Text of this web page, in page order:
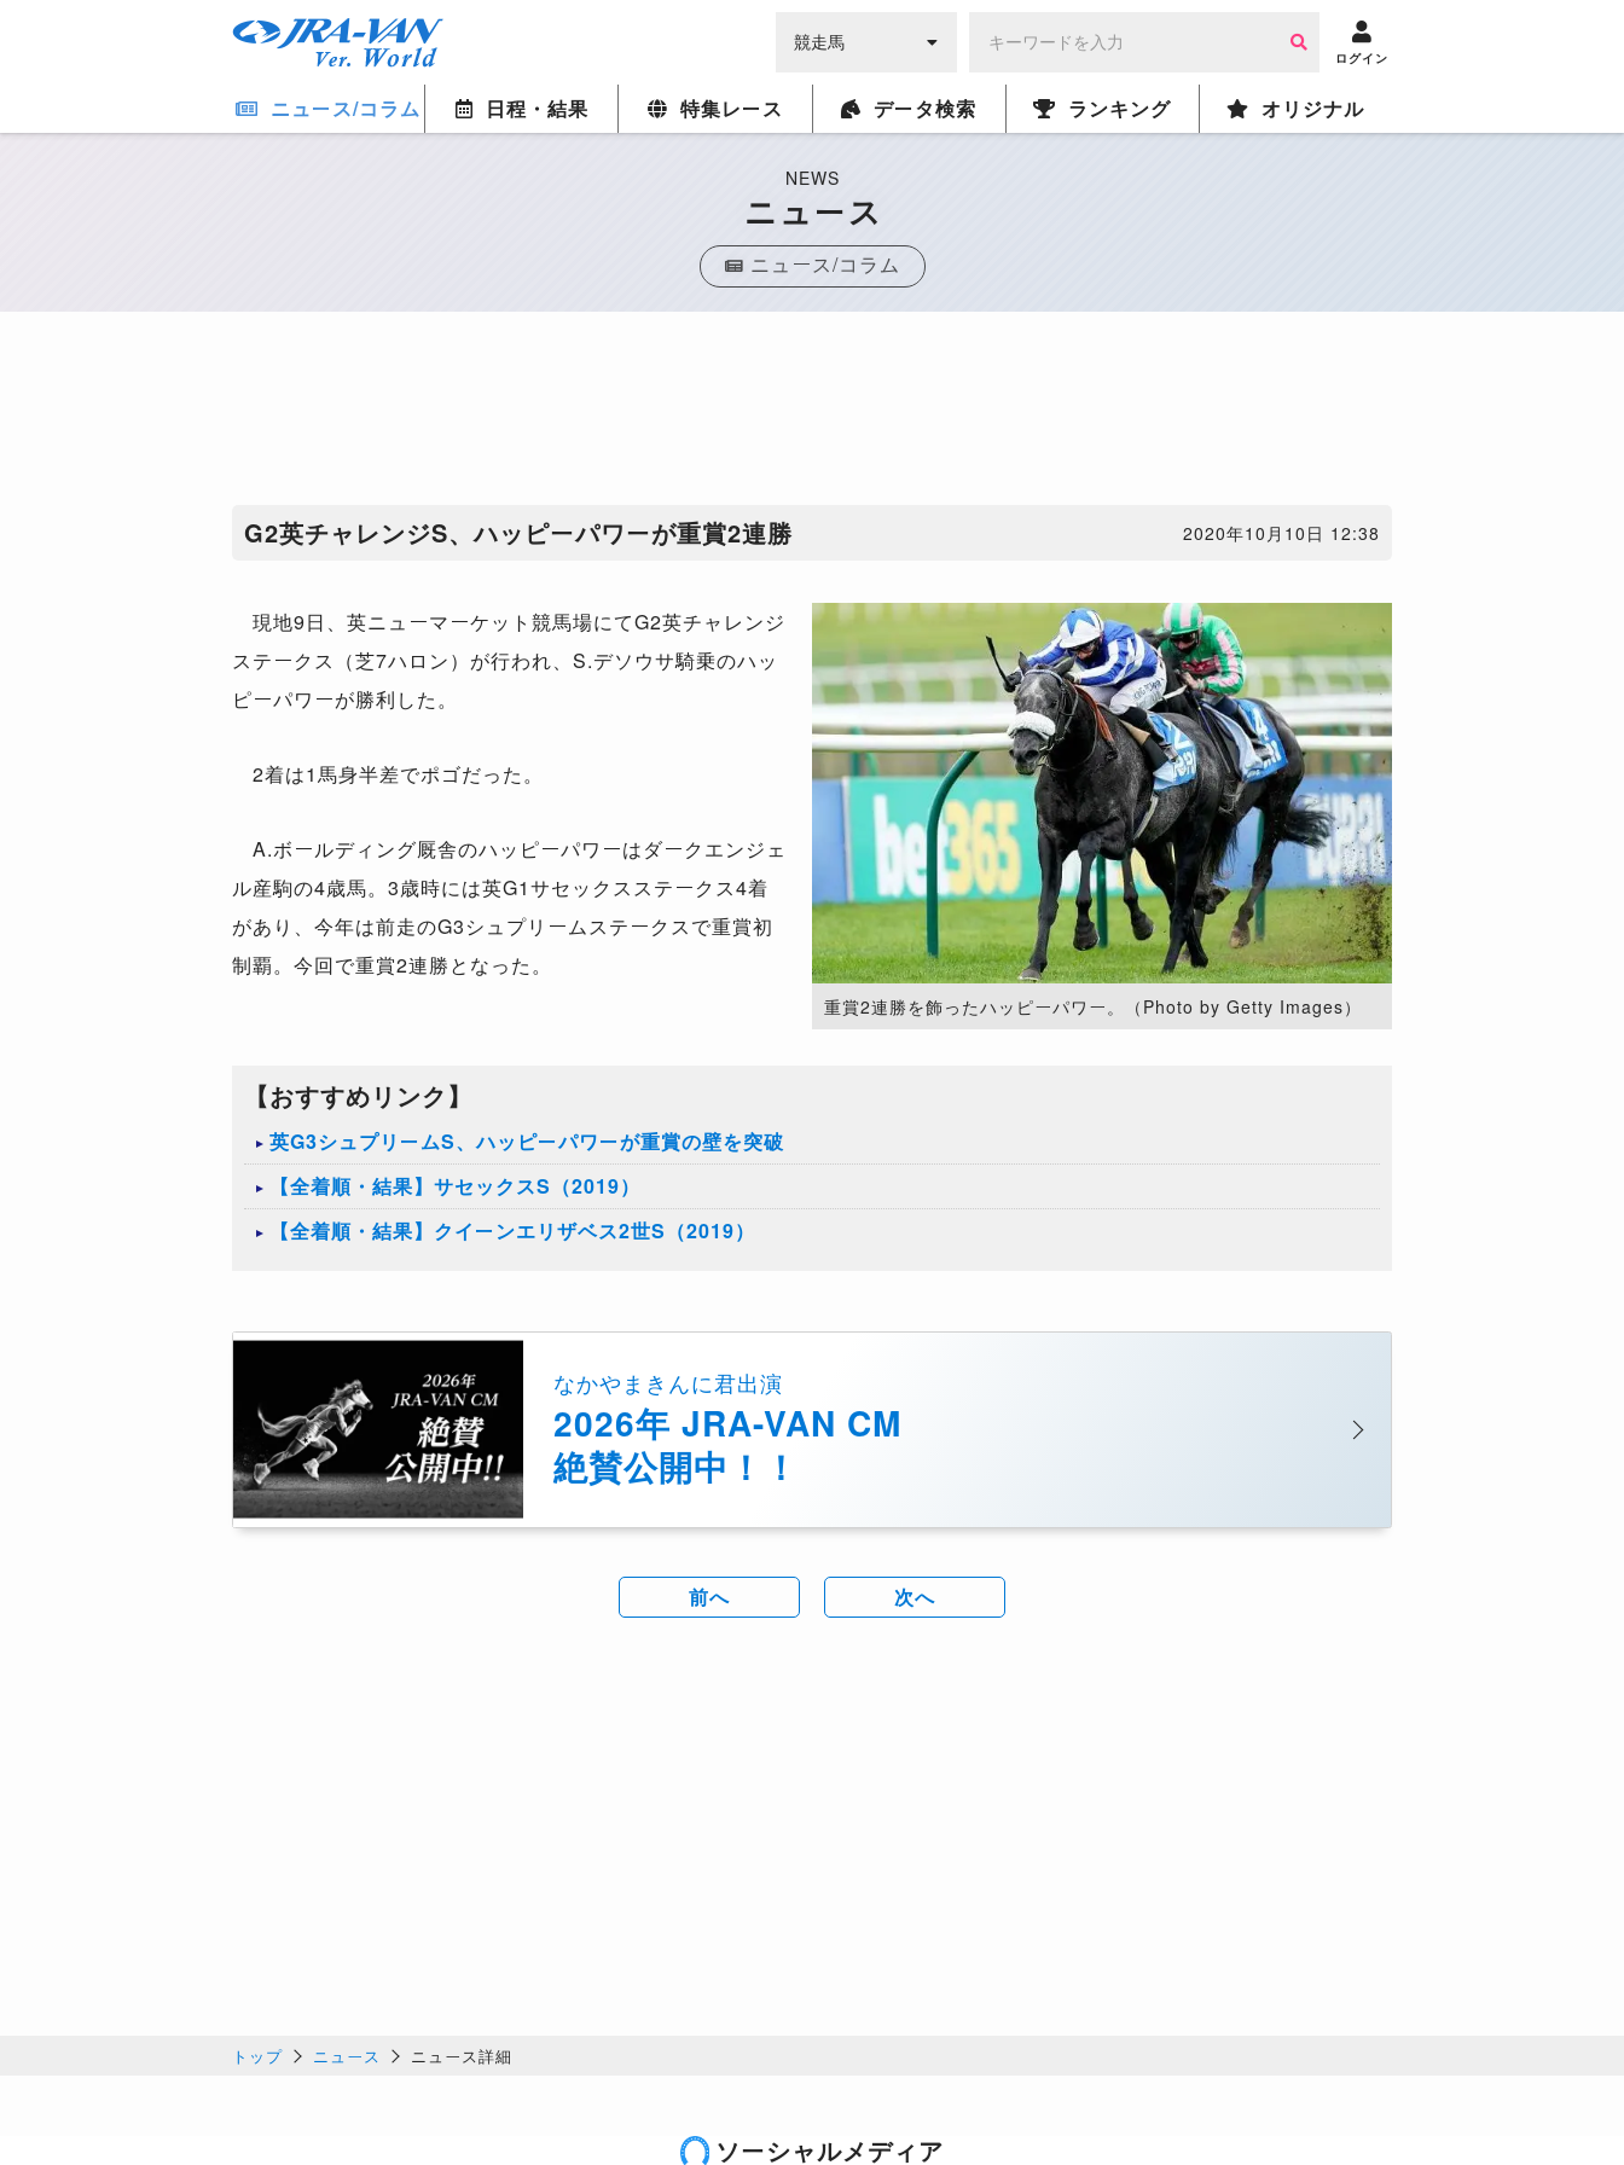
ログイン
ニュース/コラム 日程・結果 特集レース データ検索 ランキング オリジナル
NEWS
ニュース
ニュース/コラム
​G2英チャレンジS、ハッピーパワーが重賞2連勝 2020年10月10日 12:38
重賞2連勝を飾ったハッピーパワー。（Photo by Getty Images）
現地9日、英ニューマーケット競馬場にてG2英チャレンジ
ステークス（芝7ハロン）が行われ、S.デソウサ騎乗のハッ
ピーパワーが勝利した。
2着は1馬身半差でポゴだった。
A.ボールディング厩舎のハッピーパワーはダークエンジェ
ル産駒の4歳馬。3歳時には英G1サセックスステークス4着
があり、今年は前走のG3シュプリームステークスで重賞初
制覇。今回で重賞2連勝となった。
【おすすめリンク】
英G3シュプリームS、ハッピーパワーが重賞の壁を突破
【全着順・結果】サセックスS（2019）
【全着順・結果】クイーンエリザベス2世S（2019）
なかやまきんに君出演
2026年 JRA-VAN CM
絶賛公開中！！
前へ 次へ
トップ ニュース ニュース詳細
ソーシャルメディア